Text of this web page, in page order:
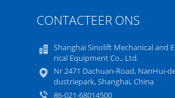
CONTACTEER ONS
Shanghai Sinolift Mechanical and
rical Equipment Co., Ltd.
Nr 2471 Dachuan-Road, NanHui-
dustriepark, Shanghai, China
86-021-68014500